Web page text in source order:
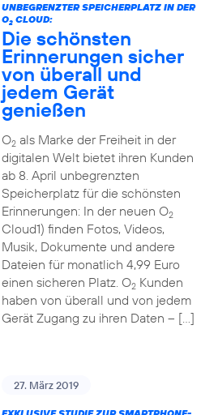
UNBEGRENZTER SPEICHERPLATZ IN DER
O2CLOUD:
Die schönsten
Erinnerungen sicher
von überall und
jedem Gerät
genießen
O2als Marke der Freiheit in der
digitalen Welt bietet ihren Kunden
ab 8. April unbegrenzten
Speicherplatz für die schönsten
Erinnerungen: In der neuen O2
Cloud1) finden Fotos, Videos,
Musik, Dokumente und andere
Dateien für monatlich 4,99 Euro
einen sicheren Platz. O2Kunden
haben von überall und von jedem
Gerät Zugang zu ihren Daten – […]
27. März 2019